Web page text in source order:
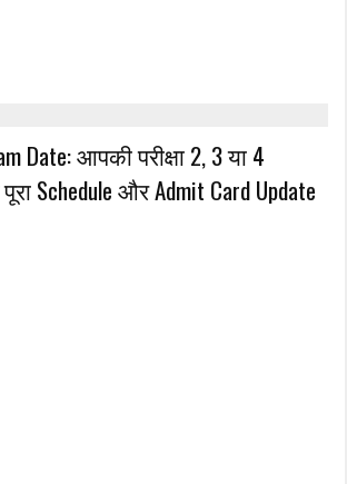
Date: आपकी परीक्षा 2, 3 या 4
Schedule और Admit Card Update